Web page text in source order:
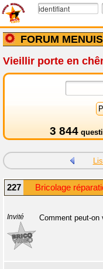
FORUM
Vieillir porte en
3 844
227 Bricolage
Invité Comment peut-on